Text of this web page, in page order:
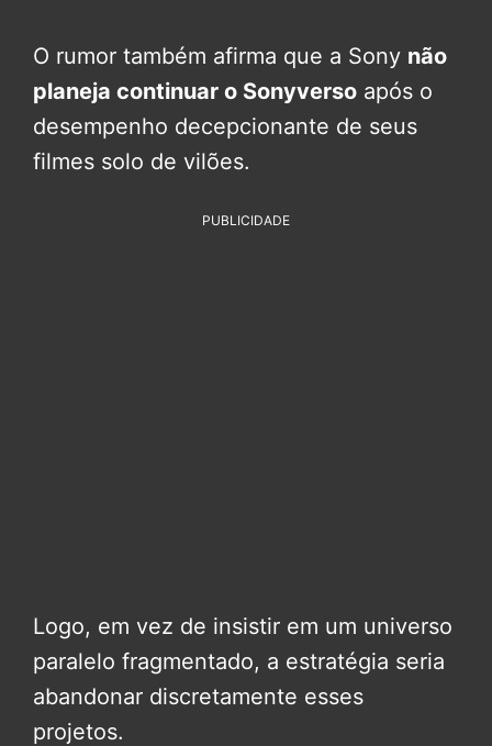
O rumor também afirma que a Sony não
planeja continuar o Sonyverso após o
desempenho decepcionante de seus
filmes solo de vilões.
PUBLICIDADE
Logo, em vez de insistir em um universo
paralelo fragmentado, a estratégia seria
abandonar discretamente esses
projetos.